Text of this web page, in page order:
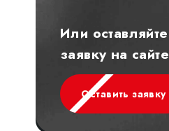
Или оставляйте
заявку на сайте
Оставить заявку